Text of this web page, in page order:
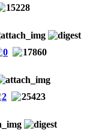
15228
0 17860
2 25423